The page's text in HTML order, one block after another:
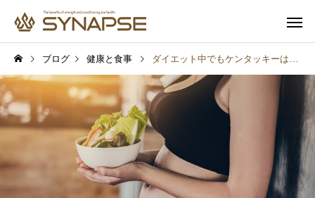
寄り添うサポート 多彩なオプ
通勤前でも安心 子供も一緒
健康と食事 健康と食事
ブログ 健康と食事 ダイエット中でもケンタッキーは食べていい？減量中に上手に活用する方法を解説！